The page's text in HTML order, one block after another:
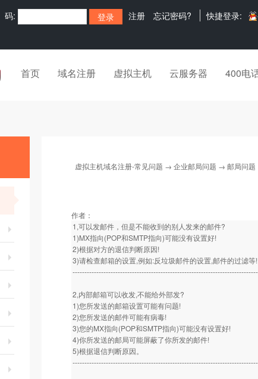
: 注册 忘记密码? 快捷登录:
首页 域名注册 虚拟主机 云服务器 400电
虚拟主机域名注册-常见问题 → 企业邮局问题 → 邮局问题
作者：
1,可以发邮件，但是不能收到的别人发来的邮件?
1)MX指向(POP和SMTP指向)可能没有设置好!
2)根据对方的退信判断原因!
3)请检查邮箱的设置,例如:反垃圾邮件的设置,邮件的过滤等!
2,内部邮箱可以收发,不能给外部发?
1)您所发送的邮箱设置可能有问题!
2)您所发送的邮件可能有病毒!
3)您的MX指向(POP和SMTP指向)可能没有设置好!
4)你所发送的邮局可能屏蔽了你所发的邮件!
5)根据退信判断原因。